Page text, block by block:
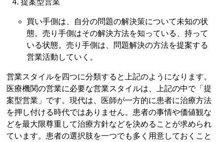
提案型営業
買い手側は、自分の問題の解決策について未知の状
態。売り手側はその解決方法を知っている、持って
いる状態。売り手側は、問題解決の方法を提案する
営業活動していく。
営業スタイルを四つに分類すると上記のようになります。
医療機関の営業に必要な営業スタイルは、上記の中で「提
案型営業」です。現代は、医師が一方的に患者に治療方法
を押し付ける時代ではありません。患者の事情や価値観な
どを最大限尊重して治療方針などを決めることが求められ
ています。患者の選択肢を一つでも多く用意しておくこと